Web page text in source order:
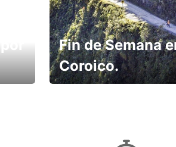
Fin de Semana
Coroico.